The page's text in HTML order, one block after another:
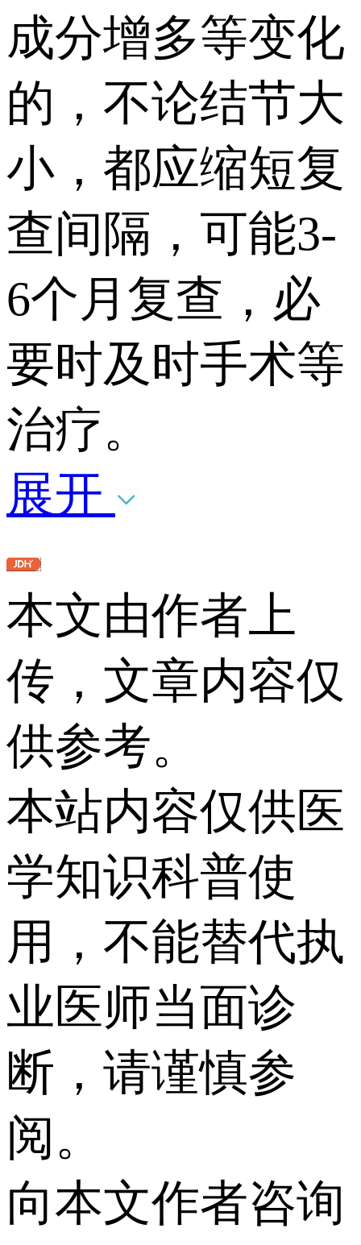
成分增多等变化
的，不论结节大
小，都应缩短复
查间隔，可能3-
6个月复查，必
要时及时手术等
治疗。
展开
本文由作者上
传，文章内容仅
供参考。
本站内容仅供医
学知识科普使
用，不能替代执
业医师当面诊
断，请谨慎参
阅。
向本文作者咨询